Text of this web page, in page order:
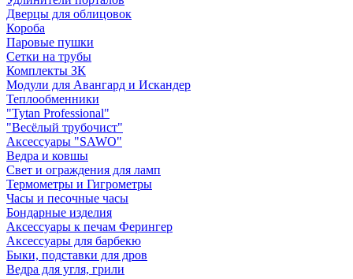
Дверцы для облицовок
Короба
Паровые пушки
Сетки на трубы
Комплекты ЗК
Модули для Авангард и Искандер
Теплообменники
"Tytan Professional"
"Весёлый трубочист"
Аксессуары "SAWO"
Ведра и ковшы
Свет и ограждения для ламп
Термометры и Гигрометры
Часы и песочные часы
Бондарные изделия
Аксессуары к печам Ферингер
Аксессуары для барбекю
Быки, подставки для дров
Ведра для угля, грили